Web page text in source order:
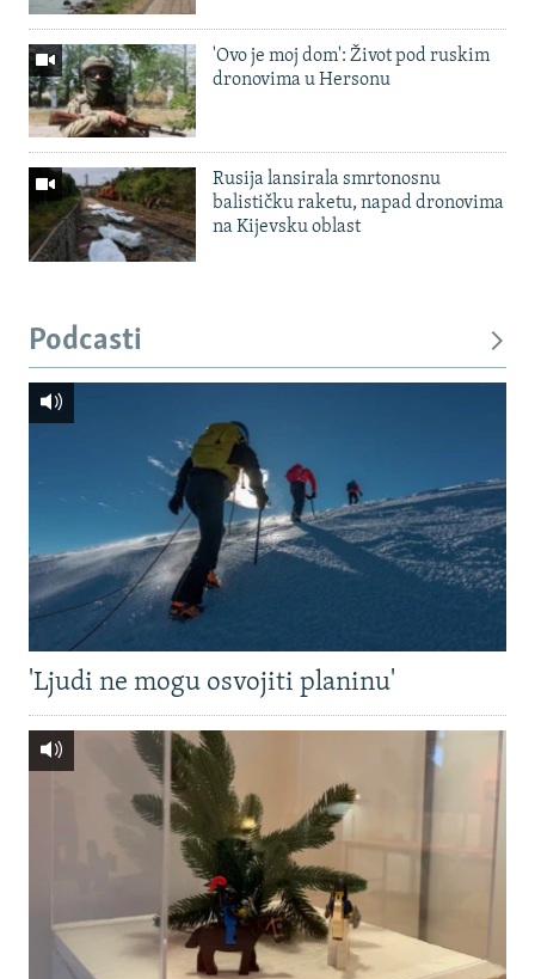
'Ovo je moj dom': Život pod ruskim
dronovima u Hersonu
Rusija lansirala smrtonosnu
balističku raketu, napad dronovima
na Kijevsku oblast
Podcasti
'Ljudi ne mogu osvojiti planinu'